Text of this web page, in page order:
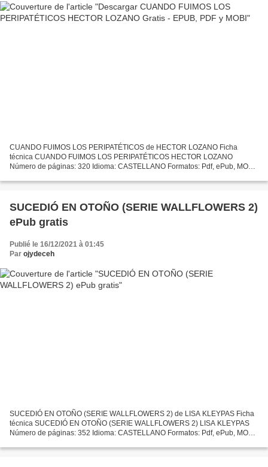
CUANDO FUIMOS LOS PERIPATÉTICOS de HECTOR LOZANO Ficha
técnica CUANDO FUIMOS LOS PERIPATÉTICOS HECTOR LOZANO
Número de páginas: 320 Idioma: CASTELLANO Formatos: Pdf, ePub, MOBI,
Descargar...
SUCEDIÓ EN OTOÑO (SERIE WALLFLOWERS 2)
ePub gratis
Publié le 16/12/2021 à 01:45
Par ojydeceh
SUCEDIÓ EN OTOÑO (SERIE WALLFLOWERS 2) de LISA KLEYPAS Ficha
técnica SUCEDIÓ EN OTOÑO (SERIE WALLFLOWERS 2) LISA KLEYPAS
Número de páginas: 352 Idioma: CASTELLANO Formatos: Pdf, ePub, MOBI,